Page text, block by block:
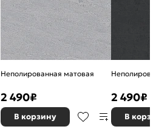
Неполированная матовая
2 490₽
В корзину
2 490₽
В